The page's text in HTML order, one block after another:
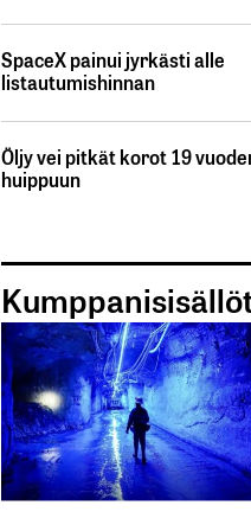
SpaceX painui jyrkästi alle
listautumishinnan
Öljy vei pitkät korot 19
huippuun